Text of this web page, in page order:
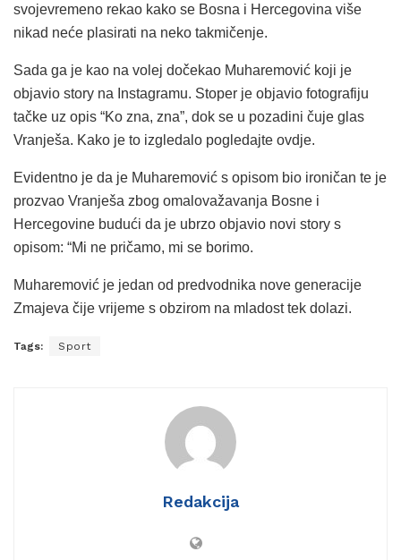
svojevremeno rekao kako se Bosna i Hercegovina više
nikad neće plasirati na neko takmičenje.
Sada ga je kao na volej dočekao Muharemović koji je
objavio story na Instagramu. Stoper je objavio fotografiju
tačke uz opis “Ko zna, zna”, dok se u pozadini čuje glas
Vranješa. Kako je to izgledalo pogledajte ovdje.
Evidentno je da je Muharemović s opisom bio ironičan te je
prozvao Vranješa zbog omalovažavanja Bosne i
Hercegovine budući da je ubrzo objavio novi story s
opisom: “Mi ne pričamo, mi se borimo.
Muharemović je jedan od predvodnika nove generacije
Zmajeva čije vrijeme s obzirom na mladost tek dolazi.
Tags: Sport
Redakcija